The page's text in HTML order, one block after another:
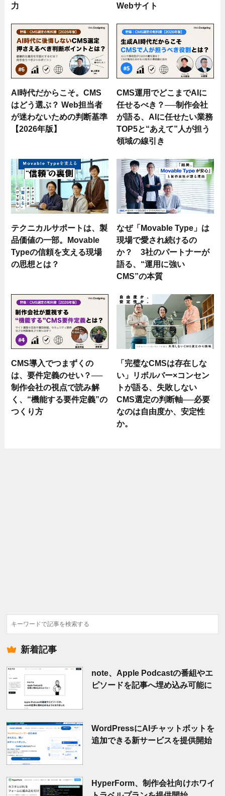
力
Webサイト
AI時代だからこそ。CMS
はどう選ぶ？ Web担当者
が迷わないための判断基準
【2026年版】
CMS運用でどこまでAIに
任せるべき？──制作会社
が語る、AIに任せたい業務
TOP5と“あえて”人が担う
領域の線引き
テクニカルサポートは、製
品価値の一部。Movable
Typeの信頼を支える現場
の思想とは？
なぜ「Movable Type」は
現場で愛され続けるの
か？ 3社のパートナーが
語る、“運用に強い
CMS”の本質
CMS導入でつまずくの
は、要件定義のせい？──
制作会社の視点で読み解
く、“機能する要件定義”の
つくり方
「完璧なCMSは存在しな
い」リボルバー×コンセン
トが語る、失敗しない
CMS選定の判断軸──必要
なのは自由度か、安定性
か。
検
索
新着記事
note、Apple Podcastの番組やエ
ピソードを記事へ埋め込み可能に
WordPressにAIチャットボットを
追加できる新サービスを提供開始
HyperForm、制作会社向けホワイ